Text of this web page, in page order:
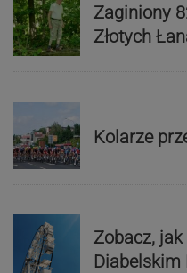
Zaginiony
Złotych
Kolarze
Zobacz,
Diabelskim